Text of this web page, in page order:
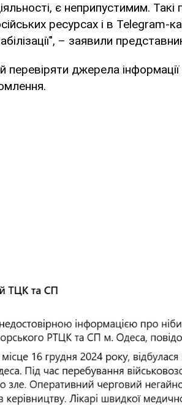
є неприпустимим. Такі
ресурсах і в Telegram-
– заявили
перевіряти джерела